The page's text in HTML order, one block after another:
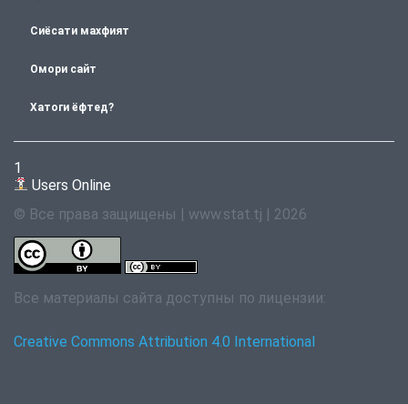
Сиёсати махфият
Омори сайт
Хатоги ёфтед?
1
Users Online
© Все права защищены | www.stat.tj | 2026
Все материалы сайта доступны по лицензии:
Creative Commons Attribution 4.0 International